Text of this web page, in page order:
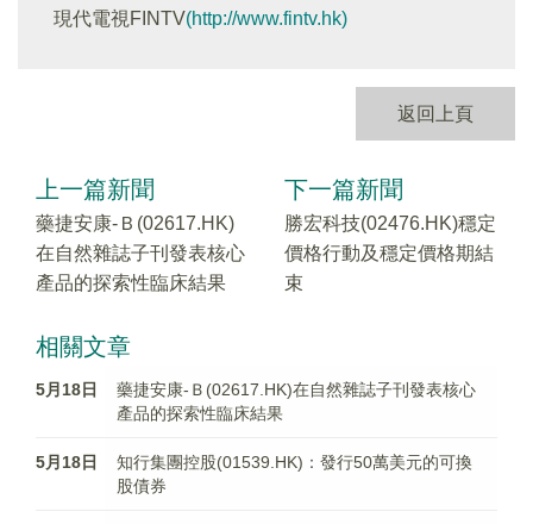
現代電視FINTV(http://www.fintv.hk)
返回上頁
上一篇新聞
藥捷安康-Ｂ(02617.HK)
在自然雜誌子刊發表核心
產品的探索性臨床結果
下一篇新聞
勝宏科技(02476.HK)穩定
價格行動及穩定價格期結
束
相關文章
5月18日
藥捷安康-Ｂ(02617.HK)在自然雜誌子刊發表核心
產品的探索性臨床結果
5月18日
知行集團控股(01539.HK)：發行50萬美元的可換
股債券